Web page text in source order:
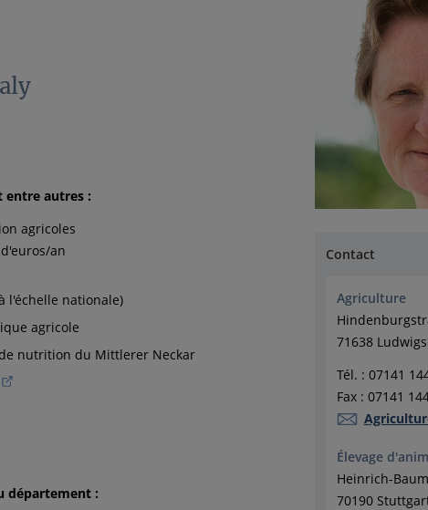
entre autres :
agricoles
an
l'échelle nationale)
agricole
nutrition du Mittlerer Neckar
département :
Contact
Agriculture
71638
Tél. : 07141
Fax : 07141
Élevage
Heinrich-
70190